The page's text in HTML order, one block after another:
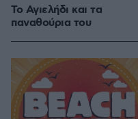
Το Αγιελήδι και τα
παναθούρια του